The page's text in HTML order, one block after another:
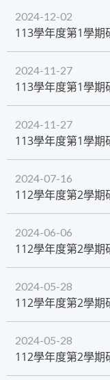
2024-12-02
113學年度第1學期
2024-11-27
113學年度第1學
2024-11-27
​113學年度第1學
2024-07-16
112學年度第2學
2024-06-06
112學年度第2學
2024-05-28
​112學年度第2學
2024-05-28
112學年度第2學期